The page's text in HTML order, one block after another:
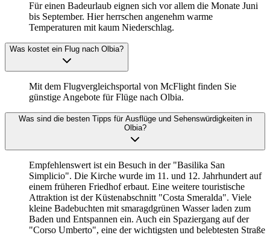
Für einen Badeurlaub eignen sich vor allem die Monate Juni
bis September. Hier herrschen angenehm warme
Temperaturen mit kaum Niederschlag.
Was kostet ein Flug nach Olbia?
Mit dem Flugvergleichsportal von McFlight finden Sie
günstige Angebote für Flüge nach Olbia.
Was sind die besten Tipps für Ausflüge und Sehenswürdigkeiten in
Olbia?
Empfehlenswert ist ein Besuch in der "Basilika San
Simplicio". Die Kirche wurde im 11. und 12. Jahrhundert auf
einem früheren Friedhof erbaut. Eine weitere touristische
Attraktion ist der Küstenabschnitt "Costa Smeralda". Viele
kleine Badebuchten mit smaragdgrünen Wasser laden zum
Baden und Entspannen ein. Auch ein Spaziergang auf der
"Corso Umberto", eine der wichtigsten und belebtesten Straße